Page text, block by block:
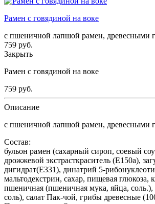
Рамен с говядиной на воке
с пшеничной лапшой рамен, древесными
759 руб.
Закрыть
Рамен с говядиной на воке
759 руб.
Описание
с пшеничной лапшой рамен, древесными
Состав:
бульон рамен (сахарный сироп, соевый
дрожжевой экстрасткраситель (Е150а),
дигидрат(Е331), динатрий 5-
мальтодекстрин, сахар, пищевая
пшеничная (пшеничная мука, яйца,
соль), салат Пак-чой, грибы древесные